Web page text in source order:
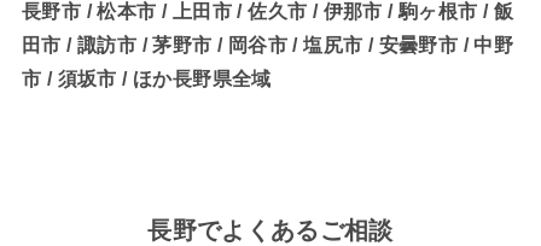
長野市 / 松本市 / 上田市 / 佐久市 / 伊那市 / 駒ヶ根市 / 飯
田市 / 諏訪市 / 茅野市 / 岡谷市 / 塩尻市 / 安曇野市 / 中野
市 / 須坂市 / ほか長野県全域
長野でよくあるご相談